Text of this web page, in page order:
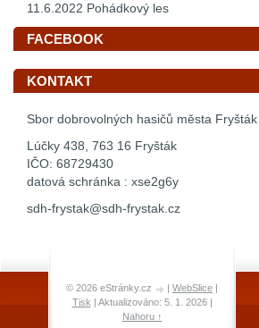
11.6.2022 Pohádkový les
FACEBOOK
KONTAKT
Sbor dobrovolných hasičů města Fryšták
Lúčky 438, 763 16 Fryšták
IČO: 68729430
datová schránka : xse2g6y
sdh-frystak@sdh-frystak.cz
© 2026 eStránky.cz | WebSlice |
Tisk | Aktualizováno: 5. 1. 2026|
Nahoru ↑